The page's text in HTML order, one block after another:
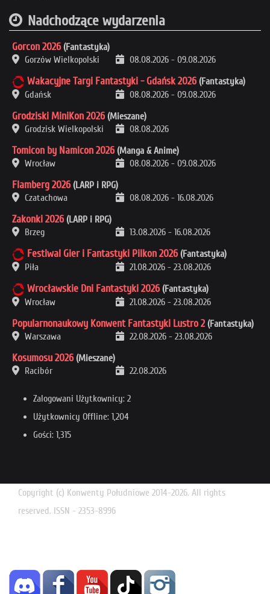
Nadchodzące wydarzenia
Gorcon 2026 (Fantastyka)
Gorzów Wielkopolski
08.08.2026 - 09.08.2026
Wakacyjne Targi Fantastyki - Gdańsk 2026 (Fantastyka)
Gdańsk
08.08.2026 - 09.08.2026
Grodziski MiniKon 2026 (Mieszane)
Grodzisk Wielkopolski
08.08.2026
Tomicon by Namicon 2026 (Manga & Anime)
Wrocław
08.08.2026 - 09.08.2026
Flamberg 2026 (LARP i RPG)
Czatachowa
08.08.2026 - 16.08.2026
Zakonki 2026 (LARP i RPG)
Brzeg
13.08.2026 - 16.08.2026
Festiwal Gier i Fantastyki Pilkon 2026 (Fantastyka)
Piła
21.08.2026 - 23.08.2026
Wrocławskie Dni Fantastyki 2026 (Fantastyka)
Wrocław
21.08.2026 - 23.08.2026
Popularnonaukowy Konwent Fantastyki Lustro 2 (Fantastyka)
Warszawa
22.08.2026 - 23.08.2026
Kosumosu 2026 (Mieszane)
Racibór
22.08.2026
Zalogowani Użytkownicy: 2
Użytkownicy Offline: 1,204
Gości: 1,315
Copyright (c) Konwenty Południowe 2014-2026. All rights
reserved. ISSN - 2353-8996